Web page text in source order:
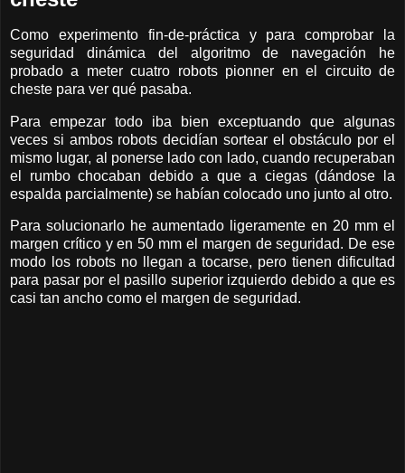
Como experimento fin-de-práctica y para comprobar la
seguridad dinámica del algoritmo de navegación he
probado a meter cuatro robots pionner en el circuito de
cheste para ver qué pasaba.
Para empezar todo iba bien exceptuando que algunas
veces si ambos robots decidían sortear el obstáculo por el
mismo lugar, al ponerse lado con lado, cuando recuperaban
el rumbo chocaban debido a que a ciegas (dándose la
espalda parcialmente) se habían colocado uno junto al otro.
Para solucionarlo he aumentado ligeramente en 20 mm el
margen crítico y en 50 mm el margen de seguridad. De ese
modo los robots no llegan a tocarse, pero tienen dificultad
para pasar por el pasillo superior izquierdo debido a que es
casi tan ancho como el margen de seguridad.